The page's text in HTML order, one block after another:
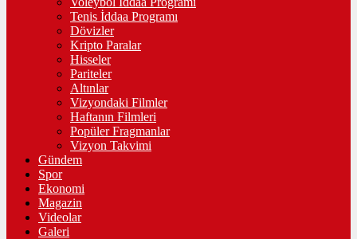
Tenis İddaa Programı
Dövizler
Kripto Paralar
Hisseler
Pariteler
Altınlar
Vizyondaki Filmler
Haftanın Filmleri
Popüler Fragmanlar
Vizyon Takvimi
Gündem
Spor
Ekonomi
Magazin
Videolar
Galeri